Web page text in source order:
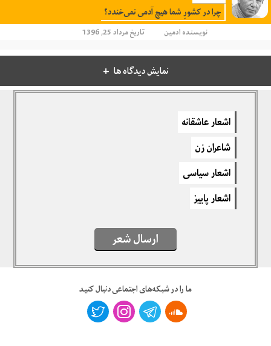
چرا در کشورِ شما هیچ آدمی نمی‌خندد؟
نویسندهادمین تاریخ مرداد 25, 1396
نمایش دیدگاه ها
دیدگاهتان را بنویسید
برای نوشتن دیدگاه باید
اشعار عاشقانه
شاعران زن
اشعار سیاسی
اشعار پاییز
ارسال شعر
ما را در شبکه‌های اجتماعی دنبال کنید